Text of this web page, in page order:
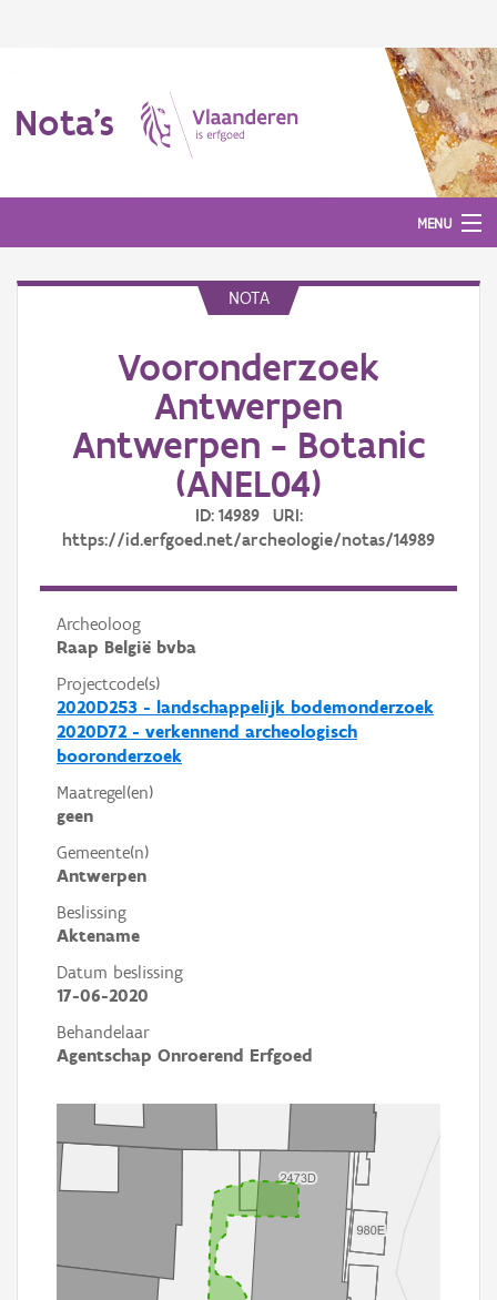
Nota's
MENU
NOTA
Vooronderzoek
Antwerpen
Antwerpen - Botanic
(ANEL04)
ID: 14989 URI:
https://id.erfgoed.net/archeologie/notas/14989
Archeoloog
Raap België bvba
Projectcode(s)
2020D253 - landschappelijk bodemonderzoek
2020D72 - verkennend archeologisch
booronderzoek
Maatregel(en)
geen
Gemeente(n)
Antwerpen
Beslissing
Aktename
Datum beslissing
17-06-2020
Behandelaar
Agentschap Onroerend Erfgoed